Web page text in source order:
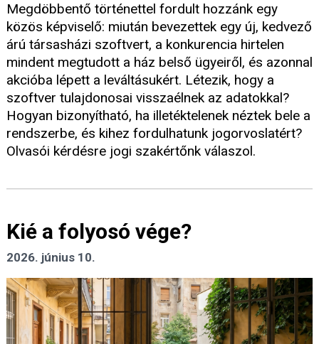
Megdöbbentő történettel fordult hozzánk egy
közös képviselő: miután bevezettek egy új, kedvező
árú társasházi szoftvert, a konkurencia hirtelen
mindent megtudott a ház belső ügyeiről, és azonnal
akcióba lépett a leváltásukért. Létezik, hogy a
szoftver tulajdonosai visszaélnek az adatokkal?
Hogyan bizonyítható, ha illetéktelenek néztek bele a
rendszerbe, és kihez fordulhatunk jogorvoslatért?
Olvasói kérdésre jogi szakértőnk válaszol.
Kié a folyosó vége?
2026. június 10.